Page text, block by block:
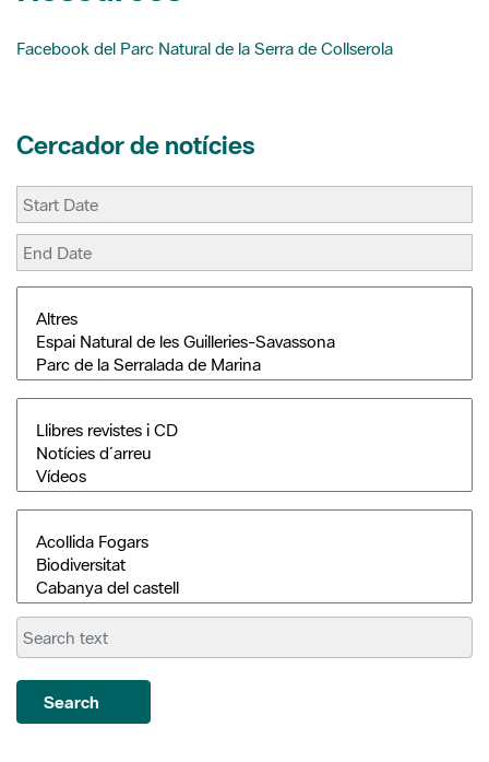
Facebook del Parc Natural de la Serra de Collserola
Cercador de notícies
Search